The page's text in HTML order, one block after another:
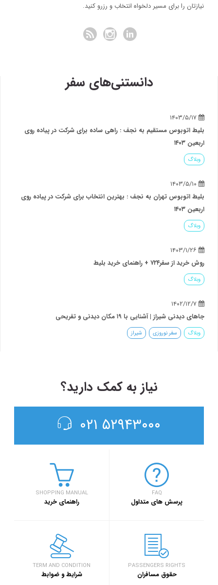
نیازتان را برای مسیر دلخواه انتخاب و رزرو کنید.
دانستنی‌های سفر
مستقیم به نجف : راهی ساده برای شرکت در پیاده روی
تهران به نجف : بهترین انتخاب برای شرکت در پیاده روی
+ راهنمای خرید بلیط
| آشنایی با ۱۹ مکان دیدنی و تفریحی
سفر نوروزی شیراز
نیاز به کمک دارید؟
۵۲۹۴۳۰۰۰ ۰۲۱
SHOPPING MANUAL
راهنمای خرید
FAQ
پرسش های متداول
TERM AND CONDITION
شرایط و ضوابط
PASSENGERS RIGHTS
حقوق مسافران